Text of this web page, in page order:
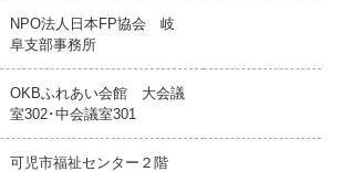
NPO法人日本FP協会 岐
阜支部事務所
OKBふれあい会館 大会議
室302･中会議室301
可児市福祉センター２階